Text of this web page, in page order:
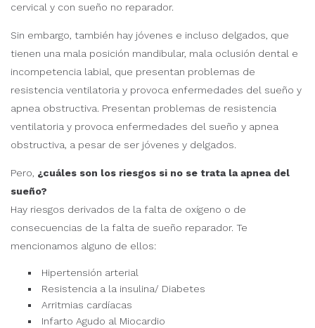
cervical y con sueño no reparador.
Sin embargo, también hay jóvenes e incluso delgados, que
tienen una mala posición mandibular, mala oclusión dental e
incompetencia labial, que presentan problemas de
resistencia ventilatoria y provoca enfermedades del sueño y
apnea obstructiva. Presentan problemas de resistencia
ventilatoria y provoca enfermedades del sueño y apnea
obstructiva, a pesar de ser jóvenes y delgados.
Pero, ¿cuáles son los riesgos si no se trata la apnea del
sueño?
Hay riesgos derivados de la falta de oxígeno o de
consecuencias de la falta de sueño reparador. Te
mencionamos alguno de ellos:
Hipertensión arterial
Resistencia a la insulina/ Diabetes
Arritmias cardíacas
Infarto Agudo al Miocardio